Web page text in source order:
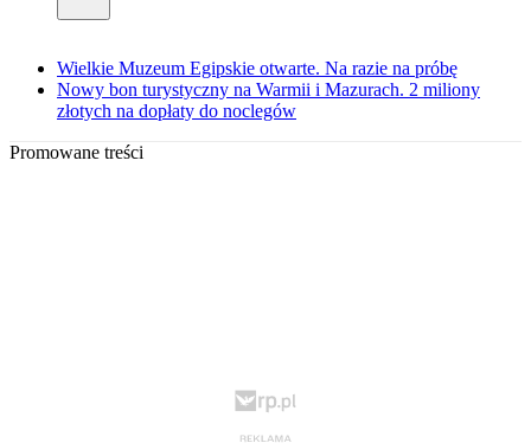
Wielkie Muzeum Egipskie otwarte. Na razie na próbę
Nowy bon turystyczny na Warmii i Mazurach. 2 miliony
złotych na dopłaty do noclegów
Promowane treści